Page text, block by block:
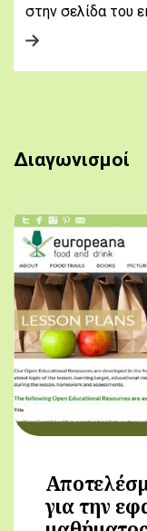
στην σελίδα του
Διαγωνισμοί
για την